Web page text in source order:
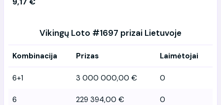
Vikingų Loto #1697 prizai Lietuvoje
Kombinacija Prizas Laimėtojai
6+1 3 000 000,00 € 0
6 229 394,00 € 0